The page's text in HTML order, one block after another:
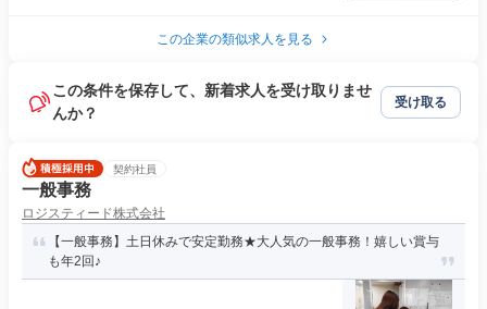
この企業の類似求人を見る
この条件を保存して、新着求人を受け取りませ
んか？
受け取る
契約社員
一般事務
ロジスティード株式会社
【一般事務】土日休みで安定勤務★大人気の一般事務！嬉しい賞与
も年2回♪